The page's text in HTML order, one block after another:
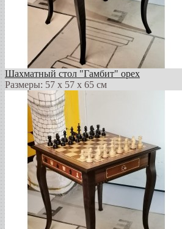
Шахматный стол "Гамбит" орех
Размеры: 57 х 57 х 65 см